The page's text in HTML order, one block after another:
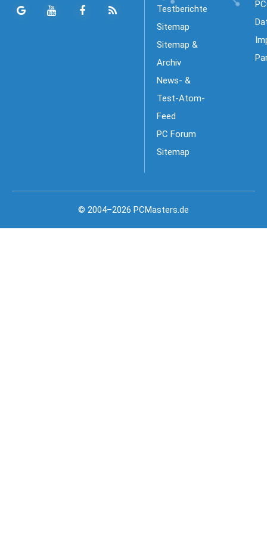
Testberichte
Sitemap
Sitemap &
Archiv
News- &
Test-Atom-
Feed
PC Forum
Sitemap
© 2004–2026 PCMasters.de